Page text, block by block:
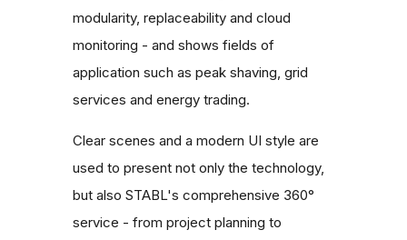
modularity, replaceability and cloud
monitoring - and shows fields of
application such as peak shaving, grid
services and energy trading.
Clear scenes and a modern UI style are
used to present not only the technology,
but also STABL's comprehensive 360°
service - from project planning to